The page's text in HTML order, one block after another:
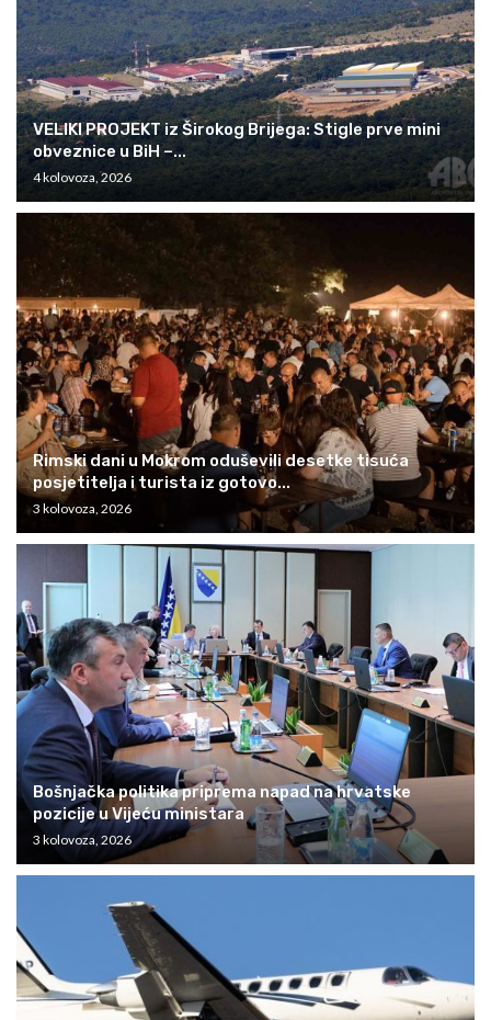
VELIKI PROJEKT iz Širokog Brijega: Stigle prve mini
obveznice u BiH –...
4 kolovoza, 2026
Rimski dani u Mokrom oduševili desetke tisuća
posjetitelja i turista iz gotovo...
3 kolovoza, 2026
Bošnjačka politika priprema napad na hrvatske
pozicije u Vijeću ministara
3 kolovoza, 2026